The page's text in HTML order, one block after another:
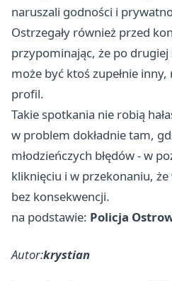
naruszali godności i
Ostrzegały również przed
przypominając, że po
może być ktoś zupełnie
profil.
Takie spotkania nie robią
w problem dokładnie tam,
młodzieńczych błędów - w
kliknięciu i w przekonaniu,
bez konsekwencji.
na podstawie: Policja
Autor:krystian